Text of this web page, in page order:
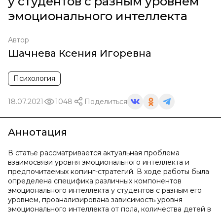
эмоционального интеллекта
Автор
Шачнева Ксения Игоревна
Психология
18.07.2021 1048 Поделиться
Аннотация
В статье рассматривается актуальная проблема
взаимосвязи уровня эмоционального интеллекта и
предпочитаемых копинг-стратегий. В ходе работы была
определена специфика различных компонентов
эмоционального интеллекта у студентов с разным его
уровнем, проанализирована зависимость уровня
эмоционального интеллекта от пола, количества детей в